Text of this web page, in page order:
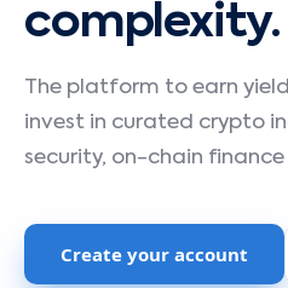
complexity.
The platform to earn
invest in curated crypto
security, on-chain
Create your account